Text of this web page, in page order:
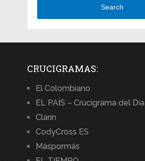
Search
CRUCIGRAMAS:
El Colombiano
EL PAÍS – Crucigrama del Día
Clarín
CodyCross ES
Máspormás